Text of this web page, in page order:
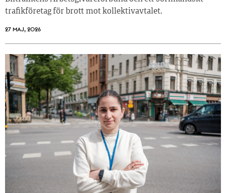
trafikföretag för brott mot kollektivavtalet.
27 MAJ, 2026